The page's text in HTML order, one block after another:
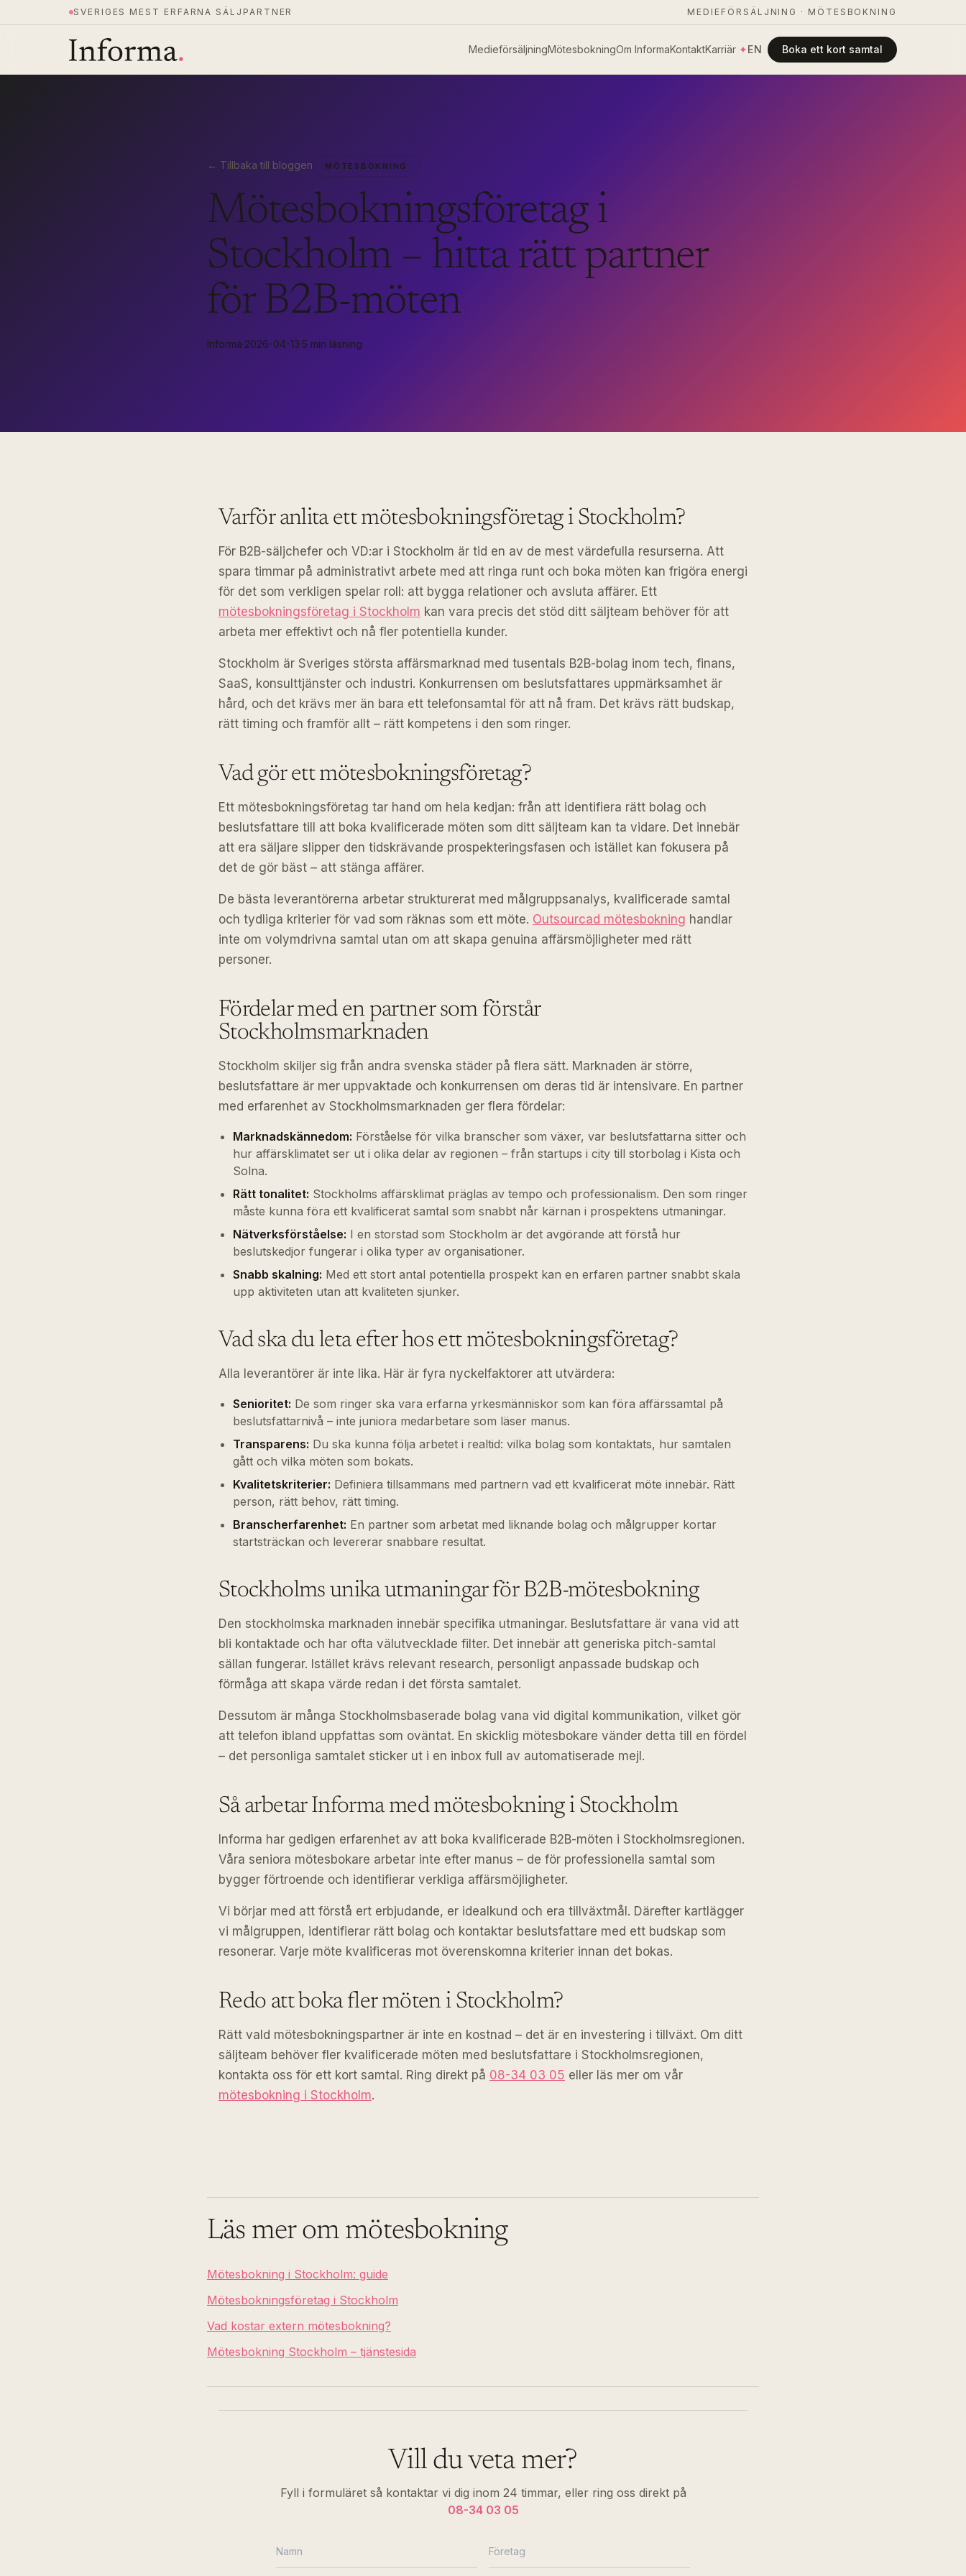
SVERIGES MEST ERFARNA SÄLJPARTNER MEDIEFÖRSÄLJNING · MÖTESBOKNING
MedieförsäljningMötesbokningOm InformaKontaktKarriär ✦EN Boka ett kort samtal
← Tillbaka till bloggen MÖTESBOKNING
Mötesbokningsföretag i
Stockholm – hitta rätt partner
för B2B-möten
Informa·2026-04-13·5 min läsning
Varför anlita ett mötesbokningsföretag i Stockholm?
För B2B-säljchefer och VD:ar i Stockholm är tid en av de mest värdefulla resurserna. Att
spara timmar på administrativt arbete med att ringa runt och boka möten kan frigöra energi
för det som verkligen spelar roll: att bygga relationer och avsluta affärer. Ett
mötesbokningsföretag i Stockholm kan vara precis det stöd ditt säljteam behöver för att
arbeta mer effektivt och nå fler potentiella kunder.
Stockholm är Sveriges största affärsmarknad med tusentals B2B-bolag inom tech, finans,
SaaS, konsulttjänster och industri. Konkurrensen om beslutsfattares uppmärksamhet är
hård, och det krävs mer än bara ett telefonsamtal för att nå fram. Det krävs rätt budskap,
rätt timing och framför allt – rätt kompetens i den som ringer.
Vad gör ett mötesbokningsföretag?
Ett mötesbokningsföretag tar hand om hela kedjan: från att identifiera rätt bolag och
beslutsfattare till att boka kvalificerade möten som ditt säljteam kan ta vidare. Det innebär
att era säljare slipper den tidskrävande prospekteringsfasen och istället kan fokusera på
det de gör bäst – att stänga affärer.
De bästa leverantörerna arbetar strukturerat med målgruppsanalys, kvalificerade samtal
och tydliga kriterier för vad som räknas som ett möte. Outsourcad mötesbokning handlar
inte om volymdrivna samtal utan om att skapa genuina affärsmöjligheter med rätt
personer.
Fördelar med en partner som förstår
Stockholmsmarknaden
Stockholm skiljer sig från andra svenska städer på flera sätt. Marknaden är större,
beslutsfattare är mer uppvaktade och konkurrensen om deras tid är intensivare. En partner
med erfarenhet av Stockholmsmarknaden ger flera fördelar:
Marknadskännedom: Förståelse för vilka branscher som växer, var beslutsfattarna sitter och
hur affärsklimatet ser ut i olika delar av regionen – från startups i city till storbolag i Kista och
Solna.
Rätt tonalitet: Stockholms affärsklimat präglas av tempo och professionalism. Den som ringer
måste kunna föra ett kvalificerat samtal som snabbt når kärnan i prospektens utmaningar.
Nätverksförståelse: I en storstad som Stockholm är det avgörande att förstå hur
beslutskedjor fungerar i olika typer av organisationer.
Snabb skalning: Med ett stort antal potentiella prospekt kan en erfaren partner snabbt skala
upp aktiviteten utan att kvaliteten sjunker.
Vad ska du leta efter hos ett mötesbokningsföretag?
Alla leverantörer är inte lika. Här är fyra nyckelfaktorer att utvärdera:
Senioritet: De som ringer ska vara erfarna yrkesmänniskor som kan föra affärssamtal på
beslutsfattarnivå – inte juniora medarbetare som läser manus.
Transparens: Du ska kunna följa arbetet i realtid: vilka bolag som kontaktats, hur samtalen
gått och vilka möten som bokats.
Kvalitetskriterier: Definiera tillsammans med partnern vad ett kvalificerat möte innebär. Rätt
person, rätt behov, rätt timing.
Branscherfarenhet: En partner som arbetat med liknande bolag och målgrupper kortar
startsträckan och levererar snabbare resultat.
Stockholms unika utmaningar för B2B-mötesbokning
Den stockholmska marknaden innebär specifika utmaningar. Beslutsfattare är vana vid att
bli kontaktade och har ofta välutvecklade filter. Det innebär att generiska pitch-samtal
sällan fungerar. Istället krävs relevant research, personligt anpassade budskap och
förmåga att skapa värde redan i det första samtalet.
Dessutom är många Stockholmsbaserade bolag vana vid digital kommunikation, vilket gör
att telefon ibland uppfattas som oväntat. En skicklig mötesbokare vänder detta till en fördel
– det personliga samtalet sticker ut i en inbox full av automatiserade mejl.
Så arbetar Informa med mötesbokning i Stockholm
Informa har gedigen erfarenhet av att boka kvalificerade B2B-möten i Stockholmsregionen.
Våra seniora mötesbokare arbetar inte efter manus – de för professionella samtal som
bygger förtroende och identifierar verkliga affärsmöjligheter.
Vi börjar med att förstå ert erbjudande, er idealkund och era tillväxtmål. Därefter kartlägger
vi målgruppen, identifierar rätt bolag och kontaktar beslutsfattare med ett budskap som
resonerar. Varje möte kvalificeras mot överenskomna kriterier innan det bokas.
Redo att boka fler möten i Stockholm?
Rätt vald mötesbokningspartner är inte en kostnad – det är en investering i tillväxt. Om ditt
säljteam behöver fler kvalificerade möten med beslutsfattare i Stockholmsregionen,
kontakta oss för ett kort samtal. Ring direkt på 08-34 03 05 eller läs mer om vår
mötesbokning i Stockholm.
Läs mer om mötesbokning
Mötesbokning i Stockholm: guide
Mötesbokningsföretag i Stockholm
Vad kostar extern mötesbokning?
Mötesbokning Stockholm – tjänstesida
Vill du veta mer?
Fyll i formuläret så kontaktar vi dig inom 24 timmar, eller ring oss direkt på
08-34 03 05